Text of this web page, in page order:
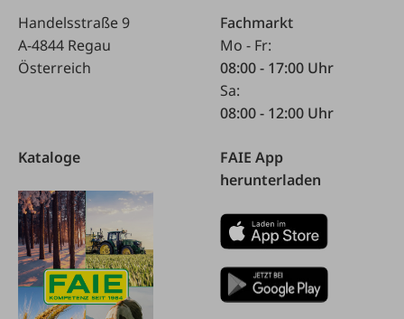
Handelsstraße 9
A-4844 Regau
Österreich
Fachmarkt
Mo - Fr:
08:00 - 17:00 Uhr
Sa:
08:00 - 12:00 Uhr
Kataloge
FAIE App
herunterladen